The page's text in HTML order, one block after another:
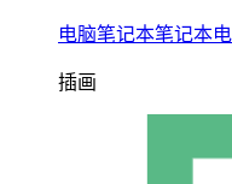
电脑笔记本笔记本
插画